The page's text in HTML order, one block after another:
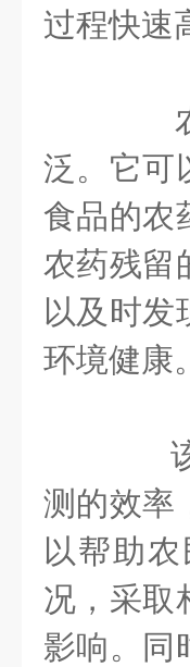
过程快速
农
泛。它可
食品的农
农药残留
以及时发
环境健康。
该
测的效率
以帮助
况，采取
影响。同